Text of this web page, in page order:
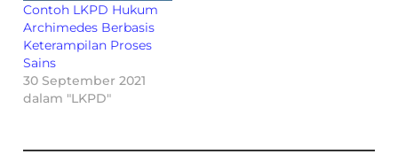
Contoh LKPD Hukum
Archimedes Berbasis
Keterampilan Proses
Sains
30 September 2021
dalam "LKPD"